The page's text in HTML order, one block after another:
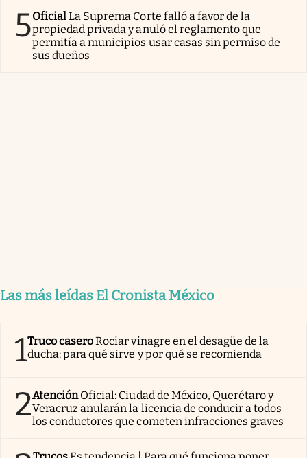
5OficialLa Suprema Corte falló a favor de la
propiedad privada y anuló el reglamento que
permitía a municipios usar casas sin permiso de
sus dueños
Las más leídas El Cronista México
1Truco caseroRociar vinagre en el desagüe de la
ducha: para qué sirve y por qué se recomienda
2AtenciónOficial: Ciudad de México, Querétaro y
Veracruz anularán la licencia de conducir a todos
los conductores que cometen infracciones graves